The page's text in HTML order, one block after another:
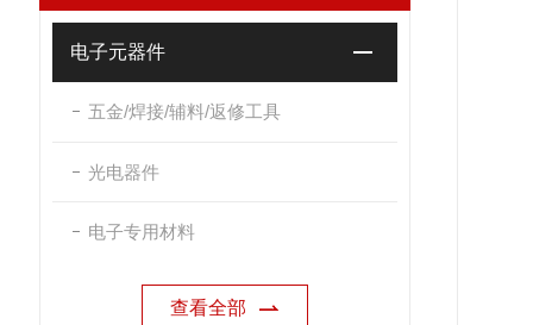
电子元器件
五金/焊接/辅料/返修工具
光电器件
电子专用材料
查看全部